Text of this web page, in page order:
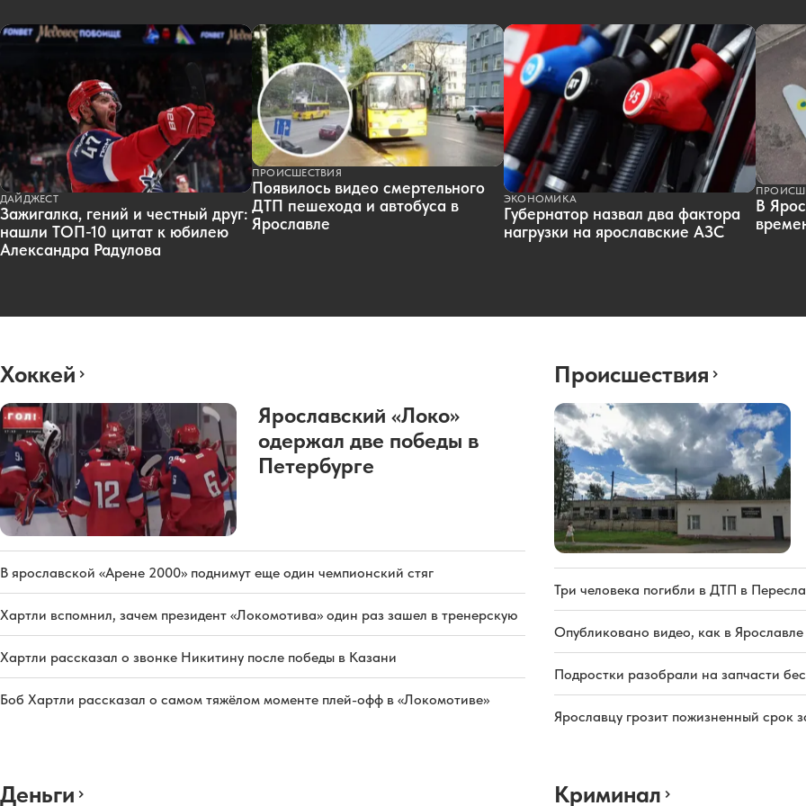
ДАЙДЖЕСТ
Зажигалка, гений и честный друг:
нашли ТОП-10 цитат к юбилею
Александра Радулова
ПРОИСШЕСТВИЯ
Появилось видео смертельного
ДТП пешехода и автобуса в
Ярославле
ЭКОНОМИКА
Губернатор назвал два фактора
нагрузки на ярославские АЗС
В
Хоккей
Ярославский «Локо»
одержал две победы в
Петербурге
В ярославской «Арене 2000» поднимут еще один чемпионский стяг
Хартли вспомнил, зачем президент «Локомотива» один раз зашел в тренерскую
Хартли рассказал о звонке Никитину после победы в Казани
Боб Хартли рассказал о самом тяжёлом моменте плей-офф в «Локомотиве»
Происшествия
Три человека погибли в ДТП в
Опубликовано видео, как в
Подростки разобрали на запчасти
Ярославцу грозит пожизненный срок
Деньги Криминал